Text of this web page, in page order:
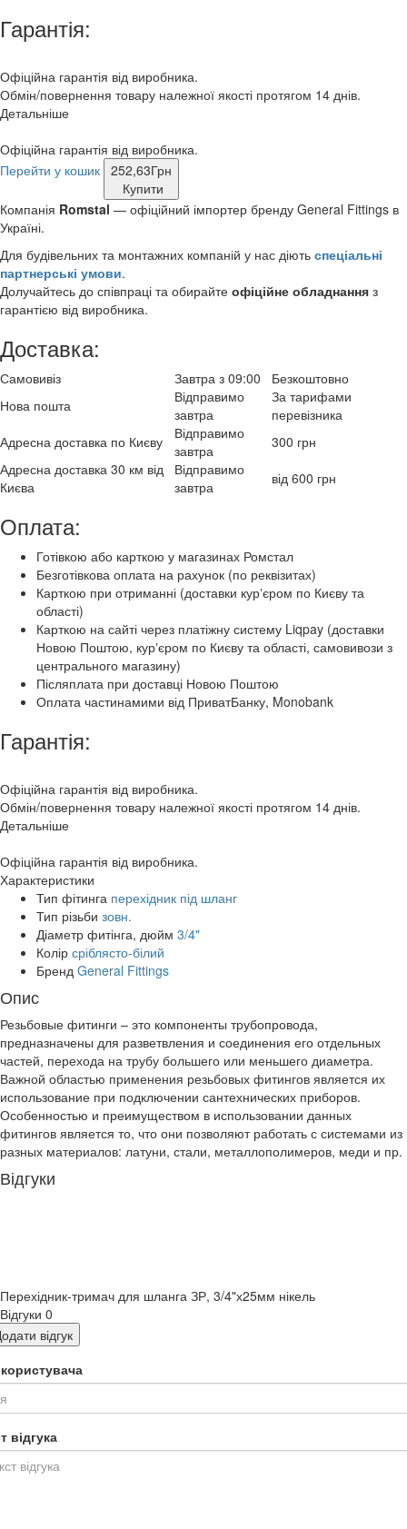
Гарантія:
Офіційна гарантія від виробника.
Обмін/повернення товару належної якості протягом 14 днів.
Детальніше
Офіційна гарантія від виробника.
Перейти у кошик 252,63Грн
Купити
Компанія Romstal — офіційний імпортер бренду General Fittings в
Україні.
Для будівельних та монтажних компаній у нас діють спеціальні
партнерські умови.
Долучайтесь до співпраці та обирайте офіційне обладнання з
гарантією від виробника.
Доставка:
Самовивіз Завтра з 09:00
Безкоштовно
Нова пошта
Відправимо
завтра
За тарифами
перевізника
Адресна доставка по Києву
Відправимо
завтра
300 грн
Адресна доставка 30 км від
Києва
Відправимо
завтра
від 600 грн
Оплата:
Готівкою або карткою у магазинах Ромстал
Безготівкова оплата на рахунок (по реквізитах)
Карткою при отриманні (доставки курʼєром по Києву та
області)
Карткою на сайті через платіжну систему Liqpay (доставки
Новою Поштою, курʼєром по Києву та області, самовивози з
центрального магазину)
Післяплата при доставці Новою Поштою
Оплата частинамими від ПриватБанку, Monobank
Гарантія:
Офіційна гарантія від виробника.
Обмін/повернення товару належної якості протягом 14 днів.
Детальніше
Офіційна гарантія від виробника.
Характеристики
Тип фітинга перехідник під шланг
Тип різьби зовн.
Діаметр фитінга, дюйм 3/4"
Колір сріблясто-білий
Бренд General Fittings
Опис
Резьбовые фитинги – это компоненты трубопровода,
предназначены для разветвления и соединения его отдельных
частей, перехода на трубу большего или меньшего диаметра.
Важной областью применения резьбовых фитингов является их
использование при подключении сантехнических приборов.
Особенностью и преимуществом в использовании данных
фитингов является то, что они позволяют работать с системами из
разных материалов: латуни, стали, металлополимеров, меди и пр.
Відгуки
Перехідник-тримач для шланга ЗР, 3/4"х25мм нікель
Відгуки 0
відгук
відгука